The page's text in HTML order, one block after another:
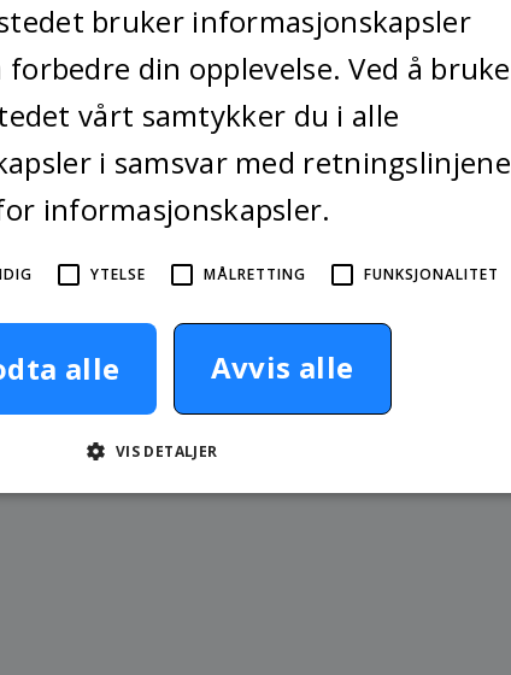
bruker informasjonskapsler
forbedre din opplevelse. Ved å bruke
vårt samtykker du i alle
i samsvar med retningslinjene
informasjonskapsler.
YTELSE MÅLRETTING FUNKSJONALITET
alle Avvis alle
VIS DETALJER